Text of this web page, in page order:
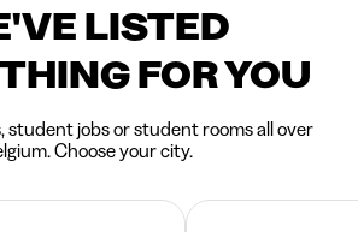
LISTED
FOR YOU
student jobs or student rooms all over
Choose your city.